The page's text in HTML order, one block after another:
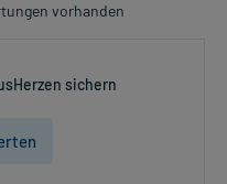
vorhanden
sichern